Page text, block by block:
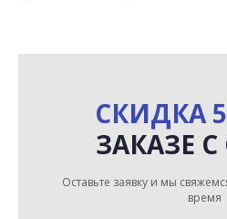
СКИДКА
ЗАКАЗЕ
Оставьте заявку и мы
время